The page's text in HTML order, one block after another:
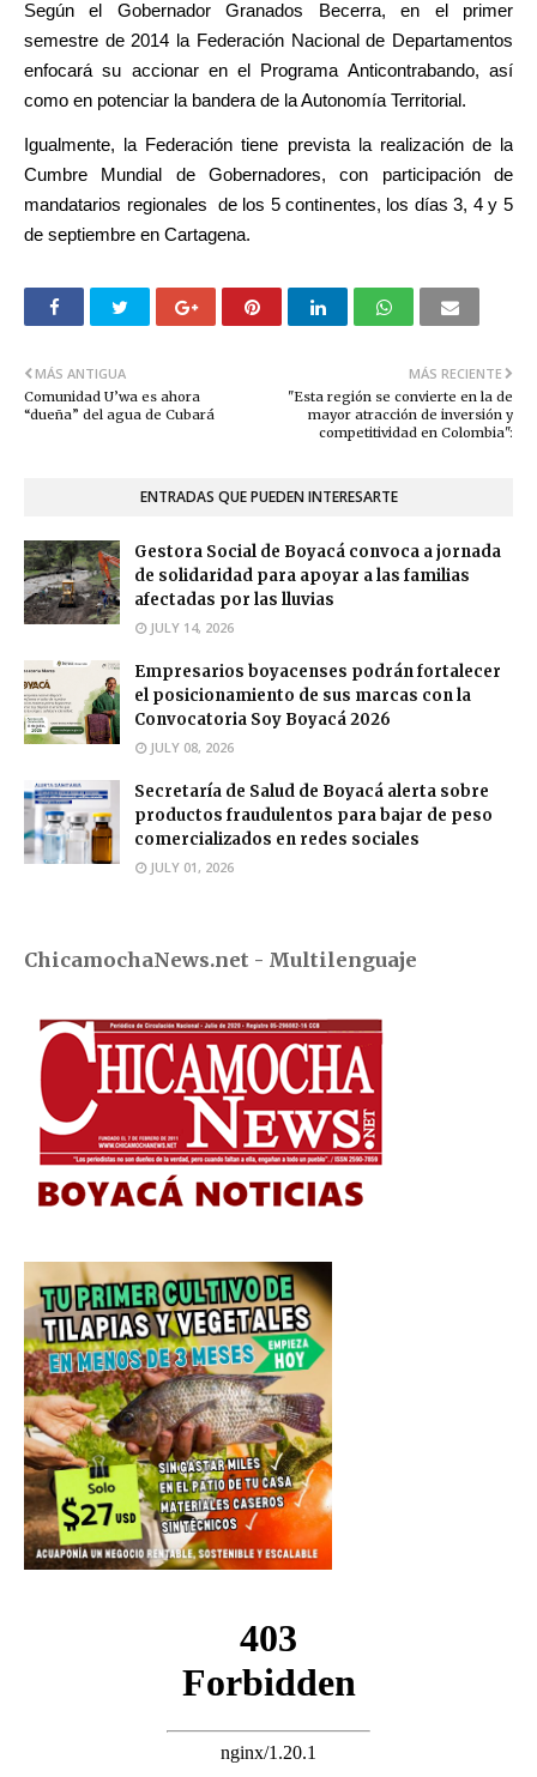
Según el Gobernador Granados Becerra, en el primer
semestre de 2014 la Federación Nacional de Departamentos
enfocará su accionar en el Programa Anticontrabando, así
como en potenciar la bandera de la Autonomía Territorial.
Igualmente, la Federación tiene prevista la realización de la
Cumbre Mundial de Gobernadores, con participación de
mandatarios regionales de los 5 continentes, los días 3, 4 y 5
de septiembre en Cartagena.
MÁS RECIENTE
"Esta región se convierte en la de
mayor atracción de inversión y
competitividad en Colombia":
MÁS ANTIGUA
Comunidad U’wa es ahora
“dueña” del agua de Cubará
ENTRADAS QUE PUEDEN INTERESARTE
Gestora Social de Boyacá convoca a jornada
de solidaridad para apoyar a las familias
afectadas por las lluvias
JULY 14, 2026
Empresarios boyacenses podrán fortalecer
el posicionamiento de sus marcas con la
Convocatoria Soy Boyacá 2026
JULY 08, 2026
Secretaría de Salud de Boyacá alerta sobre
productos fraudulentos para bajar de peso
comercializados en redes sociales
JULY 01, 2026
ChicamochaNews.net - Multilenguaje